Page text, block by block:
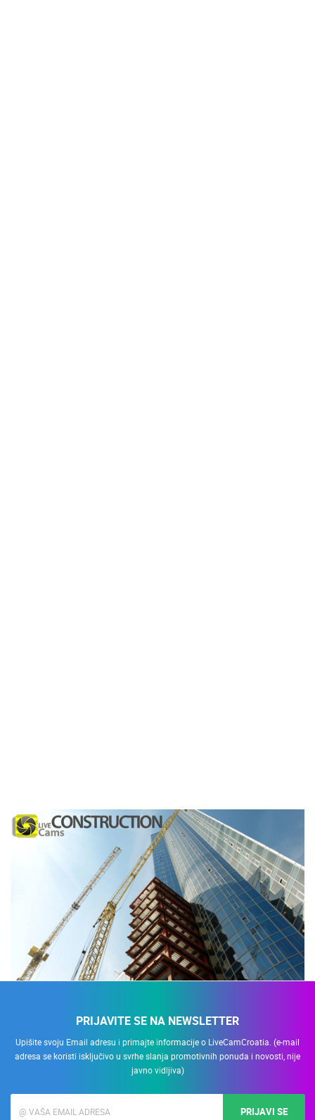
PRIJAVITE SE NA NEWSLETTER
Upišite svoju Email adresu i primajte informacije o LiveCamCroatia. (e-mail
adresa se koristi isključivo u svrhe slanja promotivnih ponuda i novosti, nije
javno vidljiva)
PRIJAVI SE